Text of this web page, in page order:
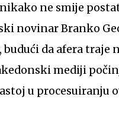
ne smije
novinar Branko
da afera traje
mediji
u procesuiranju